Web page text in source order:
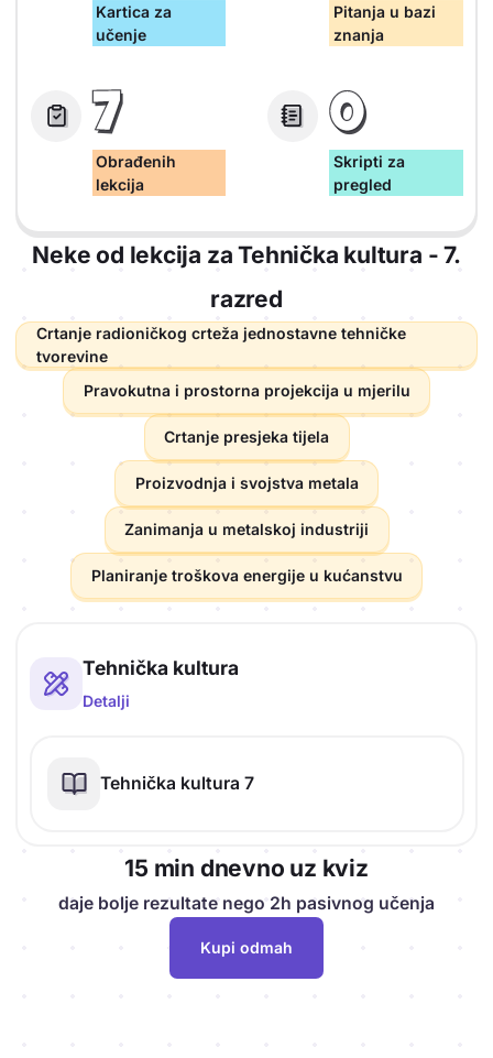
Kartica za
učenje
Pitanja u bazi
znanja
7
Obrađenih
lekcija
0
Skripti za
pregled
Neke od lekcija za Tehnička kultura - 7.
razred
Crtanje radioničkog crteža jednostavne tehničke
tvorevine
Pravokutna i prostorna projekcija u mjerilu
Crtanje presjeka tijela
Proizvodnja i svojstva metala
Zanimanja u metalskoj industriji
Planiranje troškova energije u kućanstvu
Tehnička kultura
Detalji
Tehnička kultura 7
15 min dnevno uz kviz
daje bolje rezultate nego 2h pasivnog učenja
Kupi odmah